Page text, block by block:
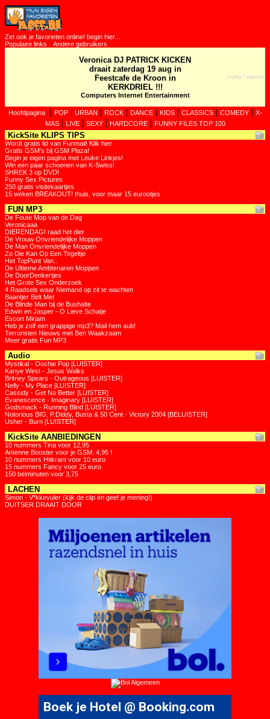
Zet ook je favorieten online! begin hier...
Populaire links
Andere gebruikers
Veronica DJ PATRICK KICKEN
draait zaterdag 19 aug in
Feestcafe de Kroon in
KERKDRIEL !!!
Computers Internet Entertainment
vrijdag 7 augustus
Hoofdpagina| POP| URBAN | ROCK| DANCE| KIDS| CLASSICS| COMEDY| X-
MAS| LIVE| SEXY| HARDCORE| FUNNY FILES TOP 100
KickSite KLIPS TIPS
Wordt gratis lid van Funmail! Klik hier
Gratis GSM's bij GSM Plaza!
Begin je eigen pagina met Leuke Linkjes!
Win een paar schoenen van K-Swiss!
SHREK 3 op DVD!
Funny Sex Pictures
250 gratis visitekaartjes
15 weken BREAKOUT! thuis, voor maar 15 eurootjes
FUN MP3
De Foute Mop van de Dag
Veronicaaa
DIERENDAG! raad het dier
De Vrouw Onvriendelijke Moppen
De Man Onvriendelijke Moppen
Zo Die Kan Op Een Tegeltje
Het TopPunt Van..
De Ultieme Ambtenaren Moppen
De DoorDenkertjes
Het Grote Sex Onderzoek
4 Raadsels waar Niemand op zit te wachten
Baantjer Belt Met
De Blinde Man bij de Bushalte
Edwin en Jasper - O Lieve Schatje
Escort Mirjam
Heb je zelf een grappige mp3? Mail hem aub!
Terroristen Nieuws met Ben Waakzaam
Meer gratis Fun MP3
Audio
Mystikal - Oochie Pop [LUISTER]
Kanye West - Jesus Walks
Britney Spears - Outrageous [LUISTER]
Nelly - My Place [LUISTER]
Cassidy - Get No Better [LUISTER]
Evanescence - Imaginary [LUISTER]
Godsmack - Running Blind [LUISTER]
Notorious BIG, P.Diddy, Busta & 50 Cent - Victory 2004 [BELUISTER]
Usher - Burn [LUISTER]
KickSite AANBIEDINGEN
10 nummers Tina voor 12,95
Antenne Booster voor je GSM: 4,95 !
10 nummers Hitkrant voor 10 euro
15 nummers Fancy voor 25 euro
150 belminuten voor 3,75
LACHEN
Simon - V*kkevuler (kijk de clip én geef je mening!)
DUITSER DRAAIT DOOR